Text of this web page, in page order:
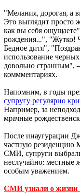
"Мелания, дорогая, а
Это выглядит просто
как вы себя
рождения...", "Жутко!
Бедное дитя",
использование
довольно странным",
коммментариях.
Напомним, в годы
супругу регулярно
Например, за
мрачные
После инаугурации
частную резиденцию
СМИ, супруги
неслучайно: местные
особым уважением.
СМИ узнали о жизни